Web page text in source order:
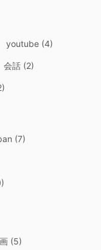
youtube(4)
会話(2)
(7)
(5)